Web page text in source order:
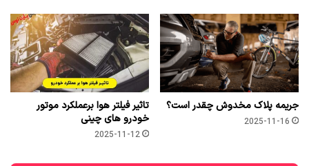
جریمه پلاک مخدوش چقدر است؟
2025-11-16
تاثیر فیلتر هوا برعملکرد موتور
خودرو های چینی
2025-11-12